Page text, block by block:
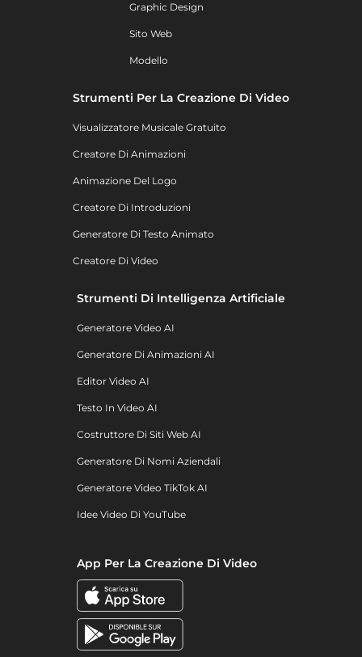
Graphic Design
Sito Web
Modello
Strumenti Per La Creazione Di Video
Visualizzatore Musicale Gratuito
Creatore Di Animazioni
Animazione Del Logo
Creatore Di Introduzioni
Generatore Di Testo Animato
Creatore Di Video
Strumenti Di Intelligenza Artificiale
Generatore Video AI
Generatore Di Animazioni AI
Editor Video AI
Testo In Video AI
Costruttore Di Siti Web AI
Generatore Di Nomi Aziendali
Generatore Video TikTok AI
Idee Video Di YouTube
App Per La Creazione Di Video